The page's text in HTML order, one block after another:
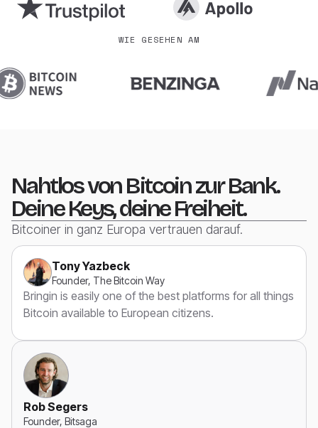
WIE GESEHEN AM
Nahtlos von Bitcoin zur Bank.
Deine Keys, deine Freiheit.
Bitcoiner in ganz Europa vertrauen darauf.
Tony Yazbeck
Founder, The Bitcoin Way
Bringin is easily one of the best platforms for all things
Bitcoin available to European citizens.
Rob Segers
Founder, Bitsaga